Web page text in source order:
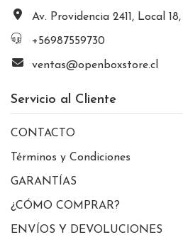
Av. Providencia 2411, Local 18,
+56987559730
ventas@openboxstore.cl
Servicio al Cliente
CONTACTO
Términos y Condiciones
GARANTÍAS
¿CÓMO COMPRAR?
ENVÍOS Y DEVOLUCIONES